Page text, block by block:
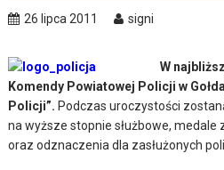
26 lipca 2011 signi
W
Komendy Powiatowej Policji w
Policji”. Podczas uroczystości
na wyższe stopnie służbowe, medale
oraz odznaczenia dla zasłużonych